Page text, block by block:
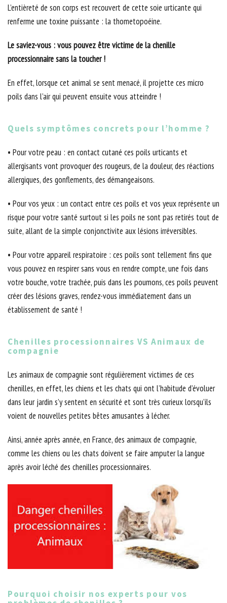
L’entièreté de son corps est recouvert de cette soie urticante qui
renferme une toxine puissante : la thometopoéine.
Le saviez-vous : vous pouvez être victime de la chenille
processionnaire sans la toucher !
En effet, lorsque cet animal se sent menacé, il projette ces micro
poils dans l’air qui peuvent ensuite vous atteindre !
Quels symptômes concrets pour l’homme ?
• Pour votre peau : en contact cutané ces poils urticants et
allergisants vont provoquer des rougeurs, de la douleur, des réactions
allergiques, des gonflements, des démangeaisons.
• Pour vos yeux : un contact entre ces poils et vos yeux représente un
risque pour votre santé surtout si les poils ne sont pas retirés tout de
suite, allant de la simple conjonctivite aux lésions irréversibles.
• Pour votre appareil respiratoire : ces poils sont tellement fins que
vous pouvez en respirer sans vous en rendre compte, une fois dans
votre bouche, votre trachée, puis dans les poumons, ces poils peuvent
créer des lésions graves, rendez-vous immédiatement dans un
établissement de santé !
Chenilles processionnaires VS Animaux de
compagnie
Les animaux de compagnie sont régulièrement victimes de ces
chenilles, en effet, les chiens et les chats qui ont l’habitude d’évoluer
dans leur jardin s’y sentent en sécurité et sont très curieux lorsqu’ils
voient de nouvelles petites bêtes amusantes à lécher.
Ainsi, année après année, en France, des animaux de compagnie,
comme les chiens ou les chats doivent se faire amputer la langue
après avoir léché des chenilles processionnaires.
Pourquoi choisir nos experts pour vos